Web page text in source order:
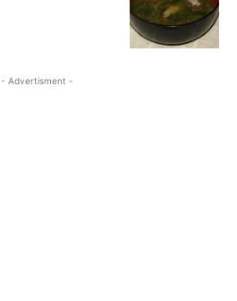
- Advertisment -